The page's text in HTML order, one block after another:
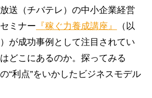
送（チバテレ）の中小企業経営
ミナー 『稼ぐ力養成講座』
（以
が成功事例として注目されてい
どこにあるのか。探ってみる
“利点”をいかしたビジネスモデル